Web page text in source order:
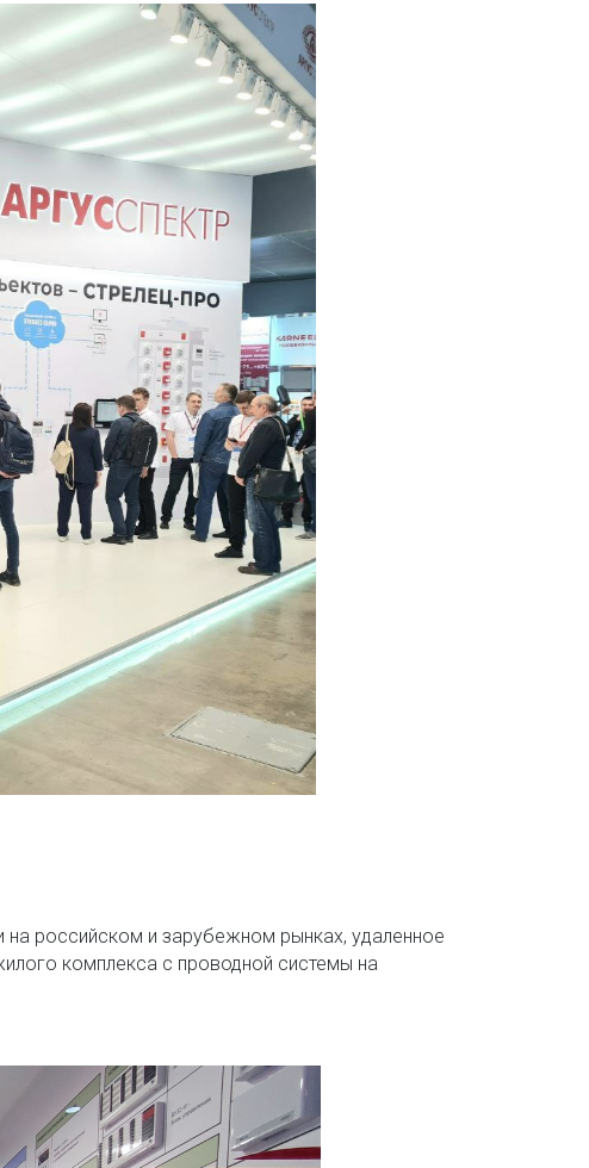
на российском и зарубежном рынках, удаленное
комплекса с проводной системы на